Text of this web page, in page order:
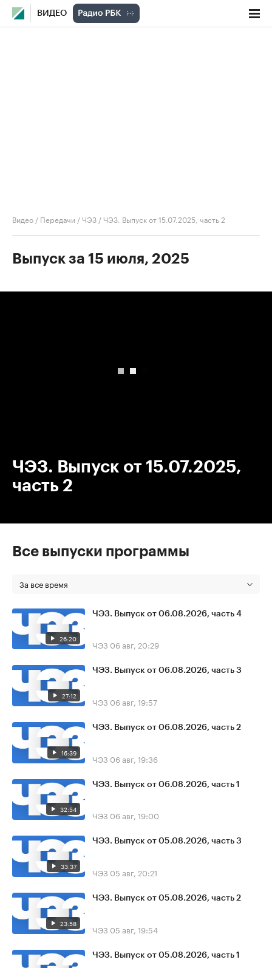
ВИДЕО
Видео / Передачи /ЧЭЗ /ЧЭЗ. Выпуск от 15.07.2025, часть 2
Выпуск за 15 июля, 2025
ЧЭЗ. Выпуск от 15.07.2025,
часть 2
Все выпуски программы
За все время
26:20
ЧЭЗ. Выпуск от 06.08.2026, часть 4
ЧЭЗ 06 авг, 20:29
27:12
ЧЭЗ. Выпуск от 06.08.2026, часть 3
ЧЭЗ 06 авг, 19:57
16:39
ЧЭЗ. Выпуск от 06.08.2026, часть 2
ЧЭЗ 06 авг, 19:36
32:54
ЧЭЗ. Выпуск от 06.08.2026, часть 1
ЧЭЗ 06 авг, 19:00
33:37
ЧЭЗ. Выпуск от 05.08.2026, часть 3
ЧЭЗ 05 авг, 20:21
23:58
ЧЭЗ. Выпуск от 05.08.2026, часть 2
ЧЭЗ 05 авг, 19:54
ЧЭЗ. Выпуск от 05.08.2026, часть 1